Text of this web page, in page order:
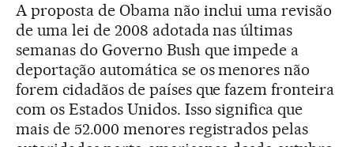
A proposta de Obama não inclui uma revisão
de uma lei de 2008 adotada nas últimas
semanas do Governo Bush que impede a
deportação automática se os menores não
forem cidadãos de países que fazem fronteira
com os Estados Unidos. Isso significa que
mais de 52.000 menores registrados pelas